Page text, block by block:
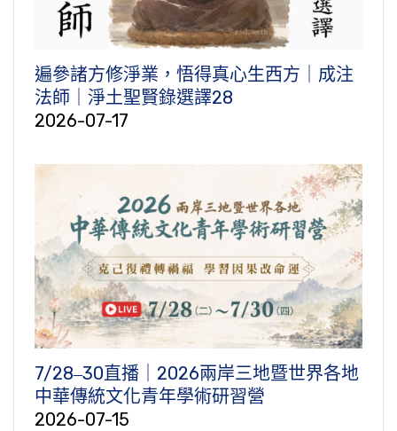
遍參諸方修淨業，悟得真心生西方｜成注
法師｜淨土聖賢錄選譯28
2026-07-17
7/28‒30直播｜2026兩岸三地暨世界各地
中華傳統文化青年學術研習營
2026-07-15